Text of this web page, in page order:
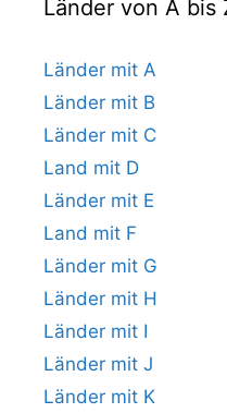
Länder von A bis
Länder mit A
Länder mit B
Länder mit C
Land mit D
Länder mit E
Land mit F
Länder mit G
Länder mit H
Länder mit I
Länder mit J
Länder mit K